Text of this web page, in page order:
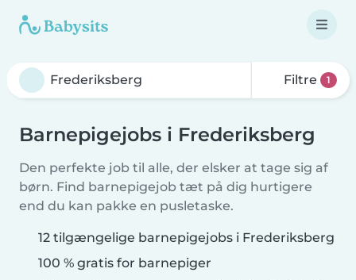
Filtre 1
Barnepigejobs i Frederiksberg
Den perfekte job til alle, der elsker at tage sig af
børn. Find barnepigejob tæt på dig hurtigere
end du kan pakke en pusletaske.
12 tilgængelige barnepigejobs i Frederiksberg
100 % gratis for barnepiger